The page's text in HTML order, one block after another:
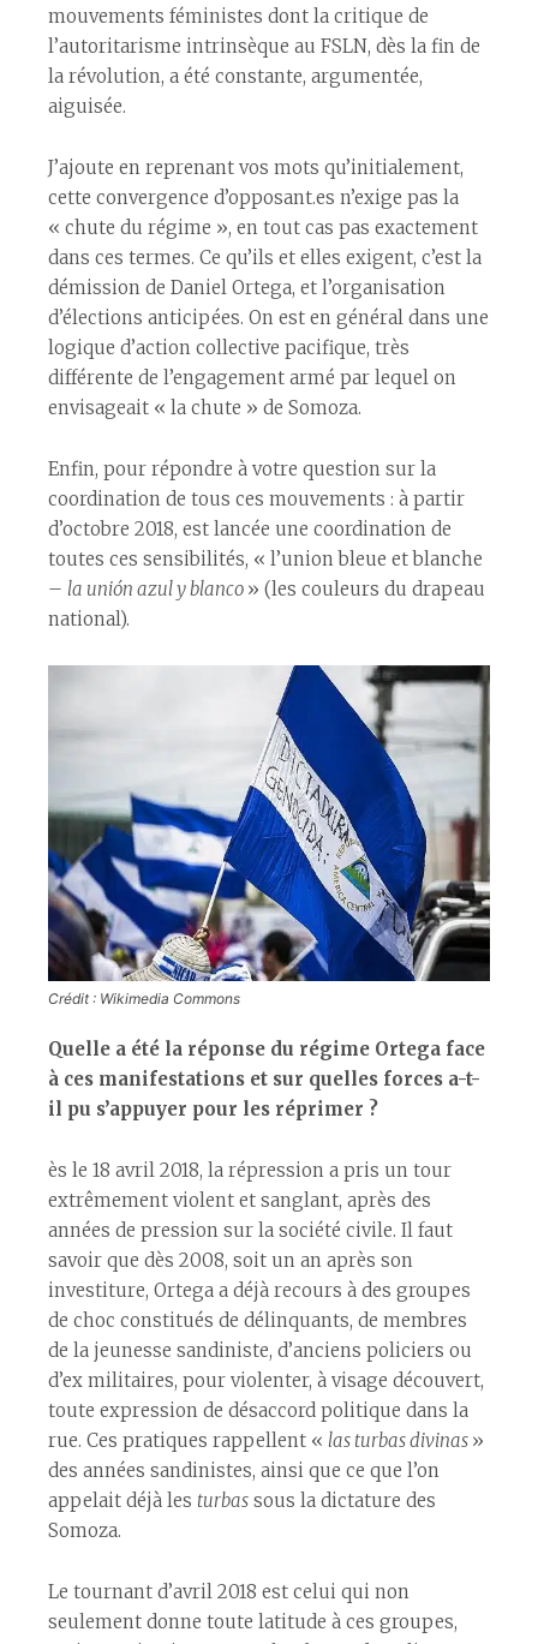
mouvements féministes dont la critique de
l’autoritarisme intrinsèque au FSLN, dès la fin de
la révolution, a été constante, argumentée,
aiguisée.
J’ajoute en reprenant vos mots qu’initialement,
cette convergence d’opposant.es n’exige pas la
« chute du régime », en tout cas pas exactement
dans ces termes. Ce qu’ils et elles exigent, c’est la
démission de Daniel Ortega, et l’organisation
d’élections anticipées. On est en général dans une
logique d’action collective pacifique, très
différente de l’engagement armé par lequel on
envisageait « la chute » de Somoza.
Enfin, pour répondre à votre question sur la
coordination de tous ces mouvements : à partir
d’octobre 2018, est lancée une coordination de
toutes ces sensibilités, « l’union bleue et blanche
– la unión azul y blanco » (les couleurs du drapeau
national).
Crédit : Wikimedia Commons
Quelle a été la réponse du régime Ortega face
à ces manifestations et sur quelles forces a-t-
il pu s’appuyer pour les réprimer ?
ès le 18 avril 2018, la répression a pris un tour
extrêmement violent et sanglant, après des
années de pression sur la société civile. Il faut
savoir que dès 2008, soit un an après son
investiture, Ortega a déjà recours à des groupes
de choc constitués de délinquants, de membres
de la jeunesse sandiniste, d’anciens policiers ou
d’ex militaires, pour violenter, à visage découvert,
toute expression de désaccord politique dans la
rue. Ces pratiques rappellent « las turbas divinas »
des années sandinistes, ainsi que ce que l’on
appelait déjà les turbas sous la dictature des
Somoza.
Le tournant d’avril 2018 est celui qui non
seulement donne toute latitude à ces groupes,